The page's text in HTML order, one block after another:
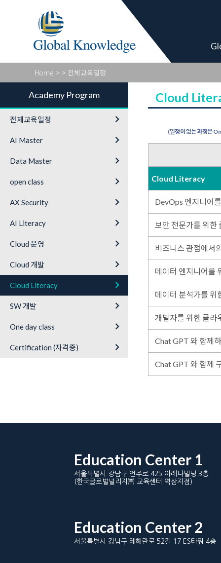
Academy
Home > > 전체교육일정
Academy Program
전체교육일정 keyboard_arrow_right
AI Master keyboard_arrow_right
Data Master keyboard_arrow_right
open class keyboard_arrow_right
AX Security keyboard_arrow_right
AI Literacy keyboard_arrow_right
Cloud 운영 keyboard_arrow_right
Cloud 개발 keyboard_arrow_right
Cloud Literacy keyboard_arrow_right
SW 개발 keyboard_arrow_right
One day class keyboard_arrow_right
Certification (자격증) keyboard_arrow_right
Cloud
(일정이 없는 과정은
Cloud Literacy
DevOps 엔지니어
보안 전문가를 위한
비즈니스 관점에서
데이터 엔지니어를
데이터 분석가를 위
개발자를 위한 클라
Chat GPT 와 함께
Chat GPT 와 함께
Education Center 1
서울특별시 강남구 언주로 425 아레나빌딩 3층
(한국글로벌널리지㈜ 교육센터 역삼지점)
Education Center 2
서울특별시 강남구 테헤란로 52길 17 ES타워 4층